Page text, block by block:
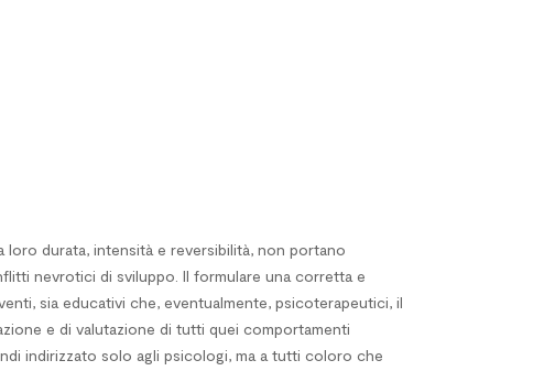
durata, intensità e reversibilità, non portano
nevrotici di sviluppo. Il formulare una corretta e
sia educativi che, eventualmente, psicoterapeutici, il
e di valutazione di tutti quei comportamenti
indirizzato solo agli psicologi, ma a tutti coloro che